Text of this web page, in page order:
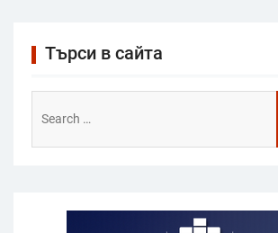
Търси в сайта
for: